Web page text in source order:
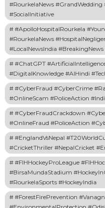
#RourkelaNews #GrandWedding
#SocialInitiative
#ApolloHospitalRourkela
#RourkelaNews
#LocalNewsIndia #BreakingNews
#ChatGPT
#DigitalKnowledge #AIHindi
#CyberFraud #CyberCrime
#OnlineScam #PoliceAction
#CyberFraudCrackdown
#OnlineFraud #PoliceAction
#EnglandVsNepal
#CricketThriller #NepalCricket
#FIHHockeyProLeague
#BirsaMundaStadium
#RourkelaSports #HockeyIndia
#ForestFirePrevention